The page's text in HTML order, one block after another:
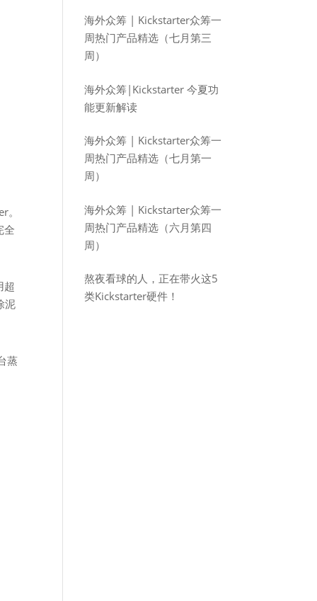
全
超
泥
蒸
海外众筹 | Kickstarter众筹一
周热门产品精选（七月第三
周）
海外众筹|Kickstarter 今夏功
能更新解读
海外众筹 | Kickstarter众筹一
周热门产品精选（七月第一
周）
海外众筹 | Kickstarter众筹一
周热门产品精选（六月第四
周）
熬夜看球的人，正在带火这5
类Kickstarter硬件！